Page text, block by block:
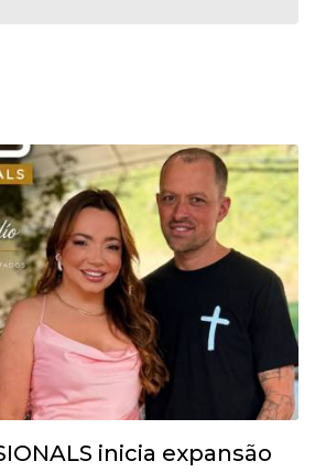
inicia expansão